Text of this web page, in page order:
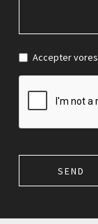
Accepter vores